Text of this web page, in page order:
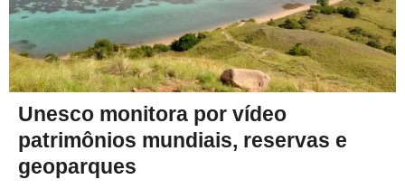
Unesco monitora por vídeo
patrimônios mundiais, reservas e
geoparques